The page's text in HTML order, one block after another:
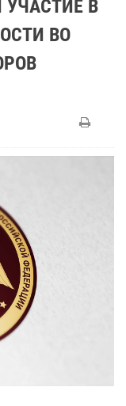
В
ВО